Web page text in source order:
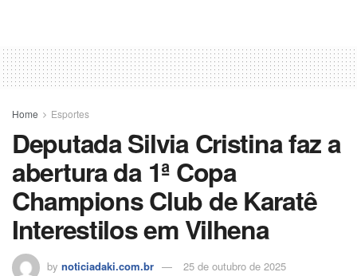
Home Esportes
Deputada Silvia Cristina faz a
abertura da 1ª Copa
Champions Club de Karatê
Interestilos em Vilhena
by noticiadaki.com.br 25 de outubro de 2025